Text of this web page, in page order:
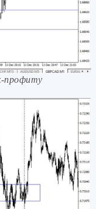
профиту